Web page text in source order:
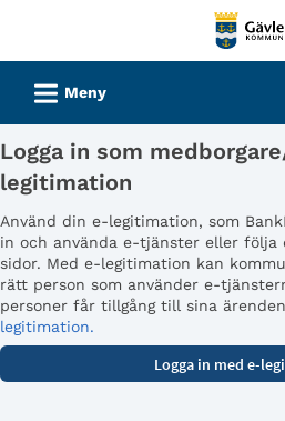
tjänster
Gävle
kommun
L Meny
Logga in som
legitimation
Använd din e-legitimation, som
in och använda e-tjänster eller följa
sidor. Med e-legitimation kan
rätt person som använder e-
personer får tillgång till sina
legitimation.